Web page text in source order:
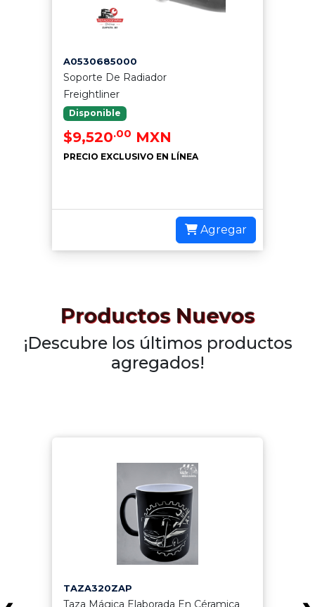
A0530685000
Soporte De Radiador
Freightliner
Disponible
$9,520.00 MXN
PRECIO EXCLUSIVO EN LÍNEA
Agregar
Productos Nuevos
¡Descubre los últimos productos
agregados!
TAZA320ZAP